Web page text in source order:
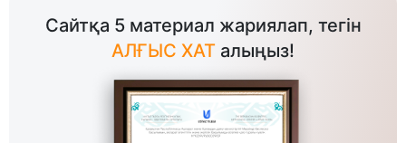
Сайтқа 5 материал жариялап, тегін
АЛҒЫС ХАТ алыңыз!